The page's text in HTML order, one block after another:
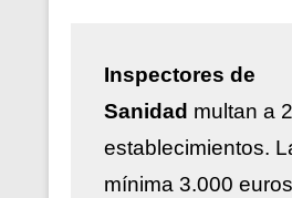
Inspectores de
Sanidad multan a
establecimientos.
mínima 3.000